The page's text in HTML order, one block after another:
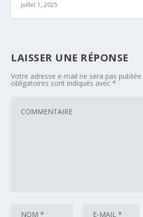
juillet 1, 2025
LAISSER UNE RÉPONSE
Votre adresse e-mail ne sera pas publiée.
obligatoires sont indiqués avec*